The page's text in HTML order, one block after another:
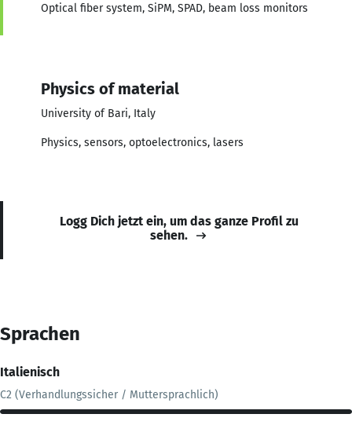
Optical fiber system, SiPM, SPAD, beam loss monitors
Physics of material
University of Bari, Italy
Physics, sensors, optoelectronics, lasers
Logg Dich jetzt ein, um das ganze Profil zu
sehen.
Sprachen
Italienisch
C2 (Verhandlungssicher / Muttersprachlich)